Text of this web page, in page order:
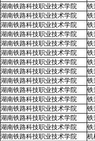
湖南铁路科技职业技术学院
铁
湖南铁路科技职业技术学院
铁
湖南铁路科技职业技术学院
铁
湖南铁路科技职业技术学院
铁
湖南铁路科技职业技术学院
铁
湖南铁路科技职业技术学院
铁
湖南铁路科技职业技术学院
铁
湖南铁路科技职业技术学院
铁
湖南铁路科技职业技术学院
铁
湖南铁路科技职业技术学院
铁
湖南铁路科技职业技术学院
铁
湖南铁路科技职业技术学院
铁
湖南铁路科技职业技术学院
铁
湖南铁路科技职业技术学院
铁
湖南铁路科技职业技术学院
机